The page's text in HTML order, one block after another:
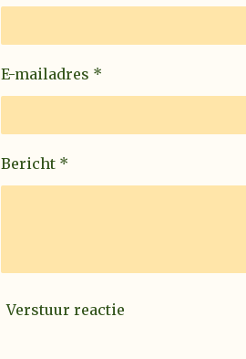
E-mailadres *
Bericht *
Verstuur reactie